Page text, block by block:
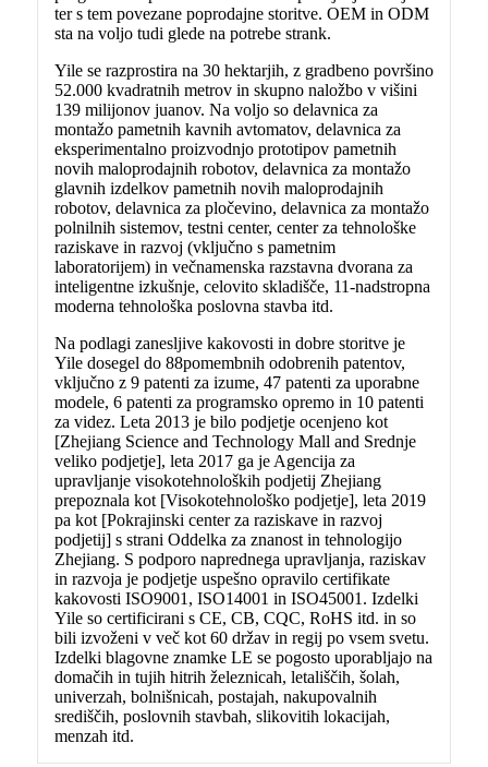
ter s tem povezane poprodajne storitve. OEM in ODM
sta na voljo tudi glede na potrebe strank.
Yile se razprostira na 30 hektarjih, z gradbeno površino
52.000 kvadratnih metrov in skupno naložbo v višini
139 milijonov juanov. Na voljo so delavnica za
montažo pametnih kavnih avtomatov, delavnica za
eksperimentalno proizvodnjo prototipov pametnih
novih maloprodajnih robotov, delavnica za montažo
glavnih izdelkov pametnih novih maloprodajnih
robotov, delavnica za pločevino, delavnica za montažo
polnilnih sistemov, testni center, center za tehnološke
raziskave in razvoj (vključno s pametnim
laboratorijem) in večnamenska razstavna dvorana za
inteligentne izkušnje, celovito skladišče, 11-nadstropna
moderna tehnološka poslovna stavba itd.
Na podlagi zanesljive kakovosti in dobre storitve je
Yile dosegel do 88pomembnih odobrenih patentov,
vključno z 9 patenti za izume, 47 patenti za uporabne
modele, 6 patenti za programsko opremo in 10 patenti
za videz. Leta 2013 je bilo podjetje ocenjeno kot
[Zhejiang Science and Technology Mall and Srednje
veliko podjetje], leta 2017 ga je Agencija za
upravljanje visokotehnoloških podjetij Zhejiang
prepoznala kot [Visokotehnološko podjetje], leta 2019
pa kot [Pokrajinski center za raziskave in razvoj
podjetij] s strani Oddelka za znanost in tehnologijo
Zhejiang. S podporo naprednega upravljanja, raziskav
in razvoja je podjetje uspešno opravilo certifikate
kakovosti ISO9001, ISO14001 in ISO45001. Izdelki
Yile so certificirani s CE, CB, CQC, RoHS itd. in so
bili izvoženi v več kot 60 držav in regij po vsem svetu.
Izdelki blagovne znamke LE se pogosto uporabljajo na
domačih in tujih hitrih železnicah, letališčih, šolah,
univerzah, bolnišnicah, postajah, nakupovalnih
središčih, poslovnih stavbah, slikovitih lokacijah,
menzah itd.